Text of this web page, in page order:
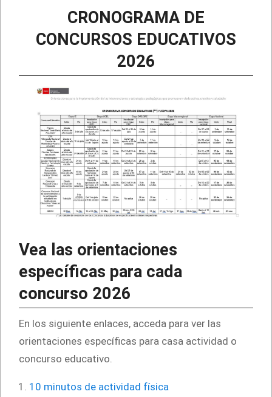
CRONOGRAMA DE
CONCURSOS EDUCATIVOS
2026
Vea las orientaciones
específicas para cada
concurso 2026
En los siguiente enlaces, acceda para ver las
orientaciones específicas para casa actividad o
concurso educativo.
10 minutos de actividad física